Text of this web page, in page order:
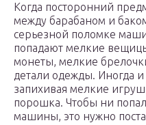
Когда посторонний
между барабаном и
серьезной поломке
попадают мелкие
монеты, мелкие
детали одежды. Иногда и
запихивая мелкие
порошка. Чтобы ни
машины, это нужно